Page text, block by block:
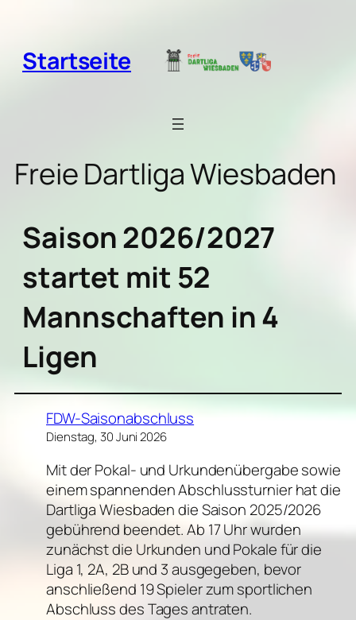
springen
Startseite
Freie Dartliga Wiesbaden
Saison 2026/2027
startet mit 52
Mannschaften in 4
Ligen
FDW-Saisonabschluss
Dienstag, 30 Juni 2026
Mit der Pokal- und Urkundenübergabe sowie
einem spannenden Abschlussturnier hat die
Dartliga Wiesbaden die Saison 2025/2026
gebührend beendet. Ab 17 Uhr wurden
zunächst die Urkunden und Pokale für die
Liga 1, 2A, 2B und 3 ausgegeben, bevor
anschließend 19 Spieler zum sportlichen
Abschluss des Tages antraten.